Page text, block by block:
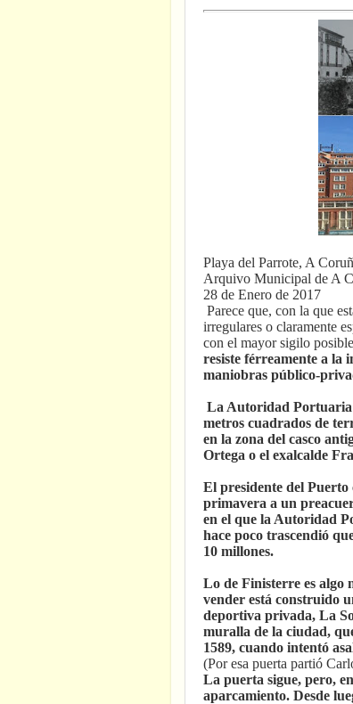
Playa del Parrote, A
Arquivo Municipal de A
28 de Enero de 2017
Parece que, con la que
irregulares o claramente
con el mayor sigilo
resiste férreamente a la
maniobras público-
La Autoridad Portuaria
metros cuadrados de
en la zona del casco
Ortega o el exalcalde
El presidente del
primavera a un
en el que la Autoridad
hace poco trascendió
10 millones.
Lo de Finisterre es algo
vender está construido
deportiva privada, La
muralla de la ciudad,
1589, cuando intentó
(Por esa puerta partió
La puerta sigue, pero,
aparcamiento. Desde